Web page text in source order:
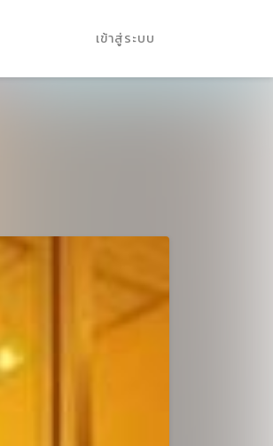
เข้าสู่ระบบ